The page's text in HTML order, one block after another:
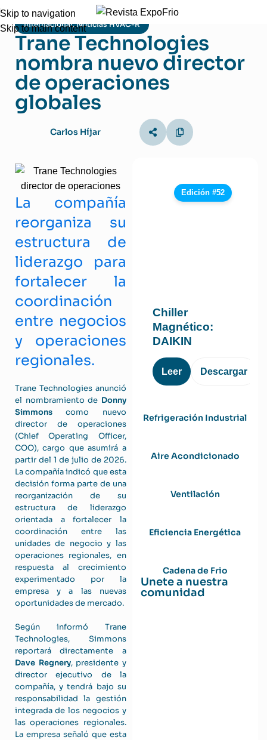
Skip to navigation
Skip to main content
Internacional,Noticias HVAC-R
Trane Technologies
nombra nuevo director
de operaciones
globales
Carlos Híjar
La compañía
reorganiza su
estructura de
liderazgo para
fortalecer la
coordinación
entre negocios
y operaciones
regionales.
Trane Technologies anunció
el nombramiento de Donny
Simmons como nuevo
director de operaciones
(Chief Operating Officer,
COO), cargo que asumirá a
partir del 1 de julio de 2026.
La compañía indicó que esta
decisión forma parte de una
reorganización de su
estructura de liderazgo
orientada a fortalecer la
coordinación entre las
unidades de negocio y las
operaciones regionales, en
respuesta al crecimiento
experimentado por la
empresa y a las nuevas
oportunidades de mercado.
Según informó Trane
Technologies, Simmons
reportará directamente a
Dave Regnery, presidente y
director ejecutivo de la
compañía, y tendrá bajo su
responsabilidad la gestión
integrada de los negocios y
las operaciones regionales.
La empresa señaló que esta
Edición #52
Chiller
Magnético:
DAIKIN
Leer Descargar
Refrigeración Industrial
Aire Acondicionado
Ventilación
Eficiencia Energética
Cadena de Frio
Unete a nuestra
comunidad